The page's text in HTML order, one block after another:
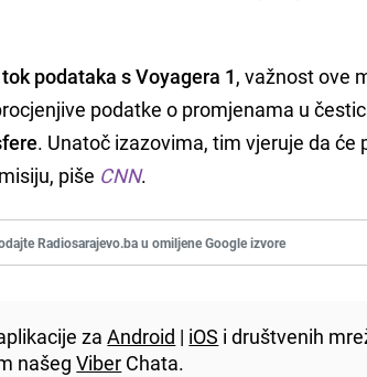
podataka s Voyagera 1, važnost ove
podatke o promjenama u
. Unatoč izazovima, tim vjeruje da će
piše CNN.
Radiosarajevo.ba u omiljene Google izvore
zaAndroid | iOS i društvenih
našegViber Chata.